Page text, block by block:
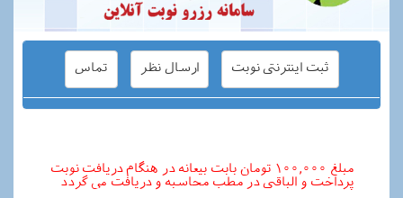
ثبت اینترنتی نوبت ارسال نظر تماس
مبلغ 100,000 تومان بابت بیعانه در هنگام دریافت نوبت
پرداخت و الباقی در مطب محاسبه و دریافت می گردد